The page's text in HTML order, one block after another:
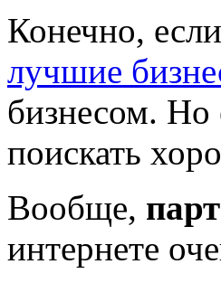
Конечно,
лучшие
бизнесом. Но
поискать
Вообще,
интернете